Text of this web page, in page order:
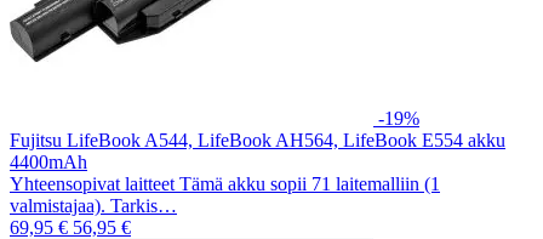
-19%
Fujitsu LifeBook A544, LifeBook AH564, LifeBook E554 akku
4400mAh
Yhteensopivat laitteet Tämä akku sopii 71 laitemalliin (1
valmistajaa). Tarkis…
69,95 € 56,95 €